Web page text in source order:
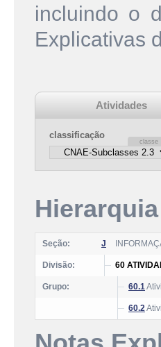
incluindo o
Explicativas
Atividades
classificação
Hierarquia
Seção: J
Divisão: 60
Grupo: 60.1
60.2